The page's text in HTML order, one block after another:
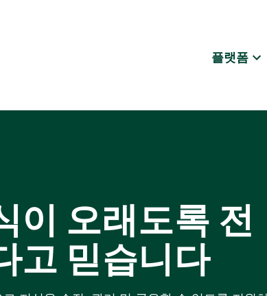
플랫폼
이 오래도록 전
고 믿습니다